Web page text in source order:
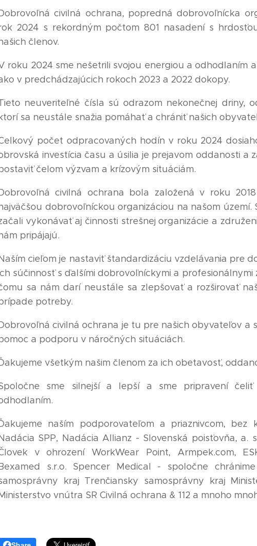
civilná ochrana, popredná dobrovoľnícka
2024 s rekordným počtom 801 nasadení s
členov.
roku 2024 sme nešetrili svojou energiou a odhodlaním
v predchádzajúcich rokoch 2023 a 2022 dokopy.
neuveriteľné čísla sú odrazom nekonečnej driny,
sa neustále snažia pomáhať a chrániť našich
počet odpracovaných hodín v roku 2024
investícia času a úsilia je prejavom oddanosti a
čelom výzvam a krízovým situáciám.
civilná ochrana bola založená v roku
dobrovoľníckou organizáciou na našom
vykonávať aj činnosti strešnej organizácie a
pripájajú.
cieľom je nastaviť štandardizáciu vzdelávania pre
súčinnosť s ďalšími dobrovoľníckymi a
sa nám darí neustále sa zlepšovať a rozširovať
potreby.
civilná ochrana je tu pre našich obyvateľov a
a podporu v náročných situáciách.
všetkým našim členom za ich obetavosť,
sme silnejší a lepší a sme pripravení
naším podporovateľom a priaznivcom,
SPP, Nadácia Allianz - Slovenská poisťovňa, a.
v ohrození WorkWear Point, Armpek.com,
s.r.o. Spencer Medical - spoločne
kraj Trenčiansky samosprávny kraj
vnútra SR Civilná ochrana & 112 a mnoho